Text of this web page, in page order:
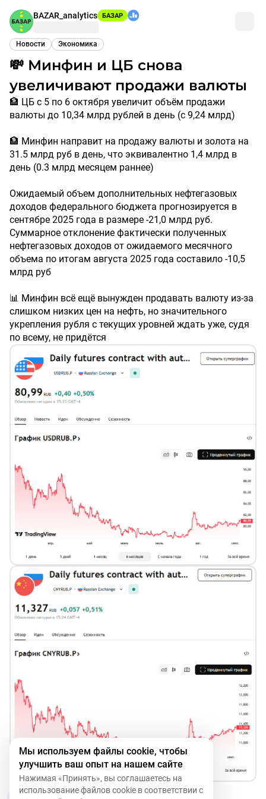
BAZAR_analytics БАЗАР
Новости Экономика
💸 Минфин и ЦБ снова
увеличивают продажи валюты
🏦 ЦБ с 5 по 6 октября увеличит объём продажи
валюты до 10,34 млрд рублей в день (с 9,24 млрд)
🏦 Минфин направит на продажу валюты и золота на
31.5 млрд руб в день, что эквивалентно 1,4 млрд в
день (0.3 млрд месяцем раннее)
Ожидаемый объем дополнительных нефтегазовых
доходов федерального бюджета прогнозируется в
сентябре 2025 года в размере -21,0 млрд руб.
Суммарное отклонение фактически полученных
нефтегазовых доходов от ожидаемого месячного
объема по итогам августа 2025 года составило -10,5
млрд руб
📊 Минфин всё ещё вынужден продавать валюту из-за
слишком низких цен на нефть, но значительного
укрепления рубля с текущих уровней ждать уже, судя
по всему, не придётся
Мы используем файлы cookie, чтобы
улучшить ваш опыт на нашем сайте
Нажимая «Принять», вы соглашаетесь на
использование файлов cookie в соответствии с